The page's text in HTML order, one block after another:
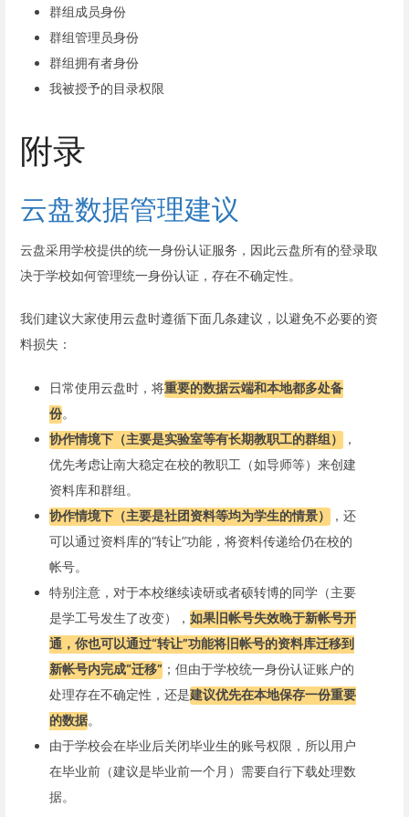
群组成员身份
群组管理员身份
群组拥有者身份
我被授予的目录权限
附录
云盘数据管理建议
云盘采用学校提供的统一身份认证服务，因此云盘所有的登录取
决于学校如何管理统一身份认证，存在不确定性。
我们建议大家使用云盘时遵循下面几条建议，以避免不必要的资
料损失：
日常使用云盘时，将重要的数据云端和本地都多处备
份。
协作情境下（主要是实验室等有长期教职工的群组）
，
优先考虑让南大稳定在校的教职工（如导师等）来创建
资料库和群组。
协作情境下（主要是社团资料等均为学生的情景）
，还
可以通过资料库的“转让”功能，将资料传递给仍在校的
帐号。
特别注意，对于本校继续读研或者硕转博的同学（主要
是学工号发生了改变）， 如果旧帐号失效晚于新帐号开
通，你也可以通过“转让”功能将旧帐号的资料库迁移到
新帐号内完成“迁移” ；但由于学校统一身份认证账户的
处理存在不确定性，还是建议优先在本地保存一份重要
的数据。
由于学校会在毕业后关闭毕业生的账号权限，所以用户
在毕业前（建议是毕业前一个月）需要自行下载处理数
据。